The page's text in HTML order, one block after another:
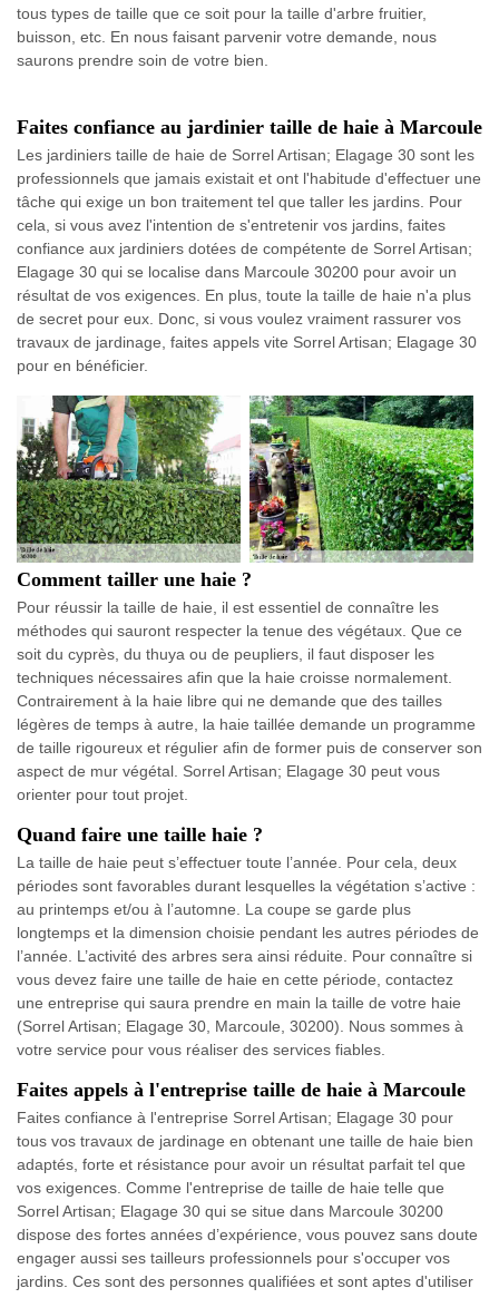
tous types de taille que ce soit pour la taille d'arbre fruitier,
buisson, etc. En nous faisant parvenir votre demande, nous
saurons prendre soin de votre bien.
Faites confiance au jardinier taille de haie à Marcoule
Les jardiniers taille de haie de Sorrel Artisan; Elagage 30 sont les
professionnels que jamais existait et ont l'habitude d'effectuer une
tâche qui exige un bon traitement tel que taller les jardins. Pour
cela, si vous avez l'intention de s'entretenir vos jardins, faites
confiance aux jardiniers dotées de compétente de Sorrel Artisan;
Elagage 30 qui se localise dans Marcoule 30200 pour avoir un
résultat de vos exigences. En plus, toute la taille de haie n'a plus
de secret pour eux. Donc, si vous voulez vraiment rassurer vos
travaux de jardinage, faites appels vite Sorrel Artisan; Elagage 30
pour en bénéficier.
Comment tailler une haie ?
Pour réussir la taille de haie, il est essentiel de connaître les
méthodes qui sauront respecter la tenue des végétaux. Que ce
soit du cyprès, du thuya ou de peupliers, il faut disposer les
techniques nécessaires afin que la haie croisse normalement.
Contrairement à la haie libre qui ne demande que des tailles
légères de temps à autre, la haie taillée demande un programme
de taille rigoureux et régulier afin de former puis de conserver son
aspect de mur végétal. Sorrel Artisan; Elagage 30 peut vous
orienter pour tout projet.
Quand faire une taille haie ?
La taille de haie peut s’effectuer toute l’année. Pour cela, deux
périodes sont favorables durant lesquelles la végétation s’active :
au printemps et/ou à l’automne. La coupe se garde plus
longtemps et la dimension choisie pendant les autres périodes de
l’année. L’activité des arbres sera ainsi réduite. Pour connaître si
vous devez faire une taille de haie en cette période, contactez
une entreprise qui saura prendre en main la taille de votre haie
(Sorrel Artisan; Elagage 30, Marcoule, 30200). Nous sommes à
votre service pour vous réaliser des services fiables.
Faites appels à l'entreprise taille de haie à Marcoule
Faites confiance à l'entreprise Sorrel Artisan; Elagage 30 pour
tous vos travaux de jardinage en obtenant une taille de haie bien
adaptés, forte et résistance pour avoir un résultat parfait tel que
vos exigences. Comme l'entreprise de taille de haie telle que
Sorrel Artisan; Elagage 30 qui se situe dans Marcoule 30200
dispose des fortes années d’expérience, vous pouvez sans doute
engager aussi ses tailleurs professionnels pour s'occuper vos
jardins. Ces sont des personnes qualifiées et sont aptes d'utiliser